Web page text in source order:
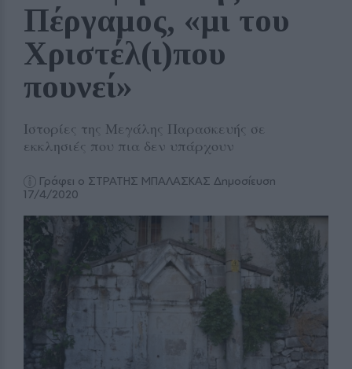
Πέργαμος, «μι του
Χριστέλ(ι)που
πουνεί»
Ιστορίες της Μεγάλης Παρασκευής σε
εκκλησιές που πια δεν υπάρχουν
Γράφει ο ΣΤΡΑΤΗΣ ΜΠΑΛΑΣΚΑΣ Δημοσίευση
17/4/2020